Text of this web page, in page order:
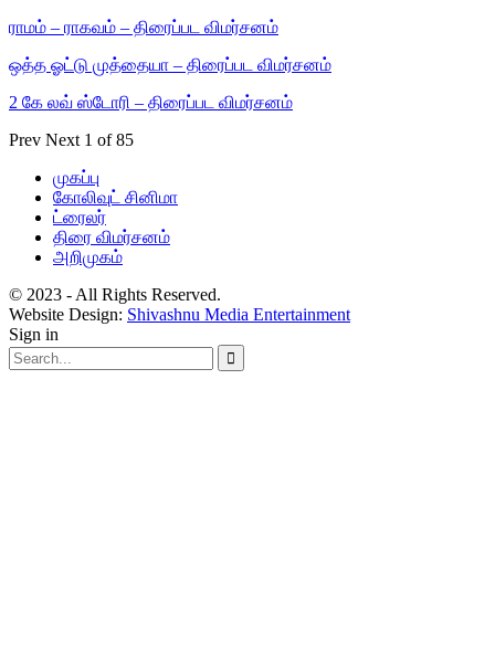
ராமம் – ராகவம் – திரைப்பட விமர்சனம்
ஒத்த ஓட்டு முத்தையா – திரைப்பட விமர்சனம்
2 கே லவ் ஸ்டோரி – திரைப்பட விமர்சனம்
Prev Next 1 of 85
முகப்பு
கோலிவுட் சினிமா
ட்ரைலர்
திரை விமர்சனம்
அறிமுகம்
© 2023 - All Rights Reserved.
Website Design: Shivashnu Media Entertainment
Sign in